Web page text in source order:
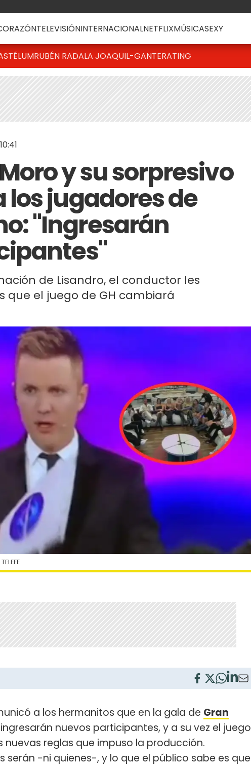
TELEVISIÓNINTERNACIONALNETFLIXMÚSICASEXY
RUBÉN RADALA JOAQUIL-GANTERATING
y su sorpresivo
jugadores de
"Ingresarán
de Lisandro, el conductor les
que el juego de GH cambiará
a los hermanitos que en la gala de Gran
nuevos participantes, y a su vez el juego
reglas que impuso la producción.
serán -ni quienes-, y lo que el público sabe es que